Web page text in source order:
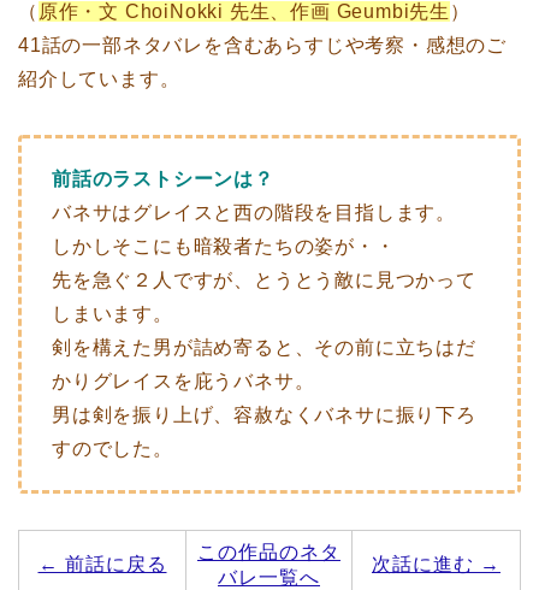
（ 原作・文 ChoiNokki 先生、作画 Geumbi先生 ）
41話の一部ネタバレを含むあらすじや考察・感想のご
紹介しています。
前話のラストシーンは？
バネサはグレイスと西の階段を目指します。
しかしそこにも暗殺者たちの姿が・・
先を急ぐ２人ですが、とうとう敵に見つかって
しまいます。
剣を構えた男が詰め寄ると、その前に立ちはだ
かりグレイスを庇うバネサ。
男は剣を振り上げ、容赦なくバネサに振り下ろ
すのでした。
← 前話に戻る
この作品のネタ
バレ一覧へ
次話に進む →